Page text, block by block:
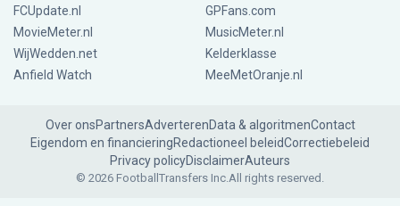
FCUpdate.nl
GPFans.com
MovieMeter.nl
MusicMeter.nl
WijWedden.net
Kelderklasse
Anfield Watch
MeeMetOranje.nl
Over onsPartnersAdverterenData & algoritmenContact
Eigendom en financieringRedactioneel beleidCorrectiebeleid
Privacy policyDisclaimerAuteurs
© 2026 FootballTransfers Inc.All rights reserved.